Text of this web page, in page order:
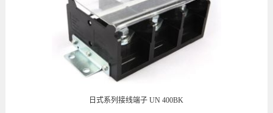
日式系列接线端子 UN 400BK